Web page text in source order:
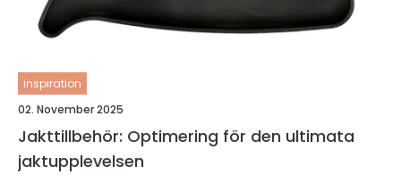
inspiration
02. November 2025
Jakttillbehör: Optimering för den ultimata
jaktupplevelsen